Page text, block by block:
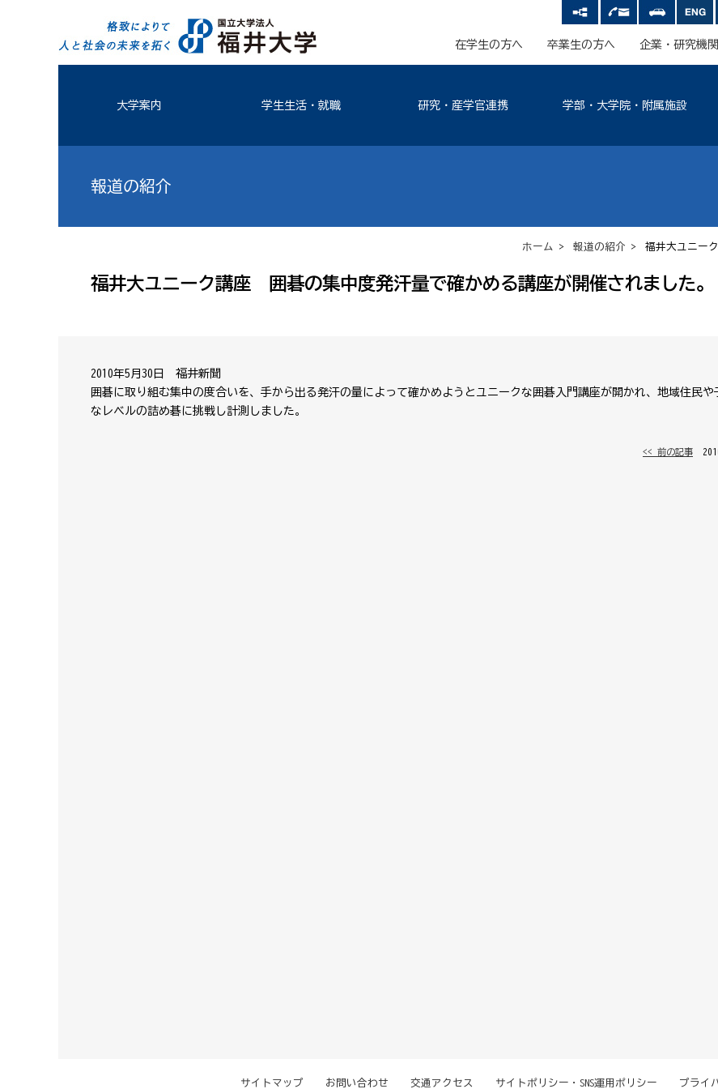
在学生の方へ 卒業生の方へ 企業・研究機
大学案内 学生生活・就職 研究・産学官連携 学部・大学院・附属施設
報道の紹介
ホーム > 報道の紹介 > 福井大ユニー
福井大ユニーク講座 囲碁の集中度発汗量で確かめる講座が開催されました。
2010年5月30日 福井新聞
囲碁に取り組む集中の度合いを、手から出る発汗の量によって確かめようとユニークな囲碁入門講座が開かれ、地域住民や
なレベルの詰め碁に挑戦し計測しました。
<< 前の記事 │
サイトマップ お問い合わせ 交通アクセス サイトポリシー・SNS運用ポリシー プライ